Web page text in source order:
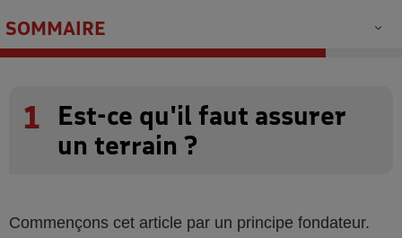
SOMMAIRE
1
Est-ce qu'il faut assurer
un terrain ?
Commençons cet article par un principe fondateur.